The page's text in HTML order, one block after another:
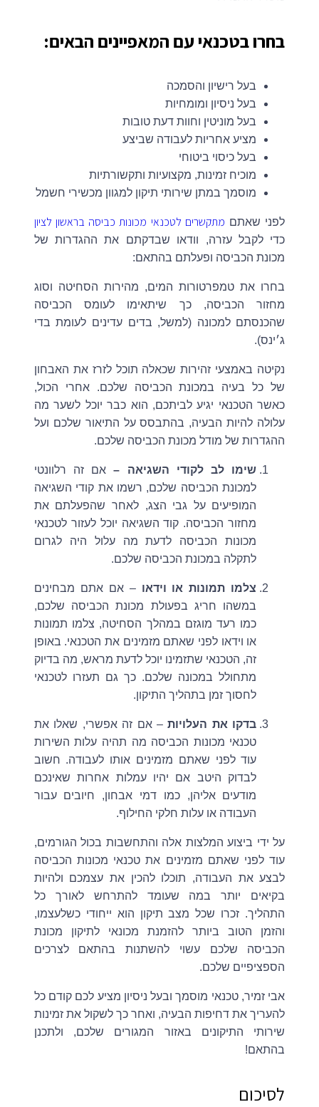
בחרו בטכנאי עם המאפיינים הבאים:
בעל רישיון והסמכה
בעל ניסיון ומומחיות
בעל מוניטין וחוות דעת טובות
מציע אחריות לעבודה שביצע
בעל כיסוי ביטוחי
מוכיח זמינות, מקצועיות ותקשורתיות
מוסמך במתן שירותי תיקון למגוון מכשירי חשמל
לפני שאתם מתקשרים לטכנאי מכונות כביסה בראשון לציון
כדי לקבל עזרה, וודאו שבדקתם את ההגדרות של
מכונת הכביסה ופעלתם בהתאם:
בחרו את טמפרטורות המים, מהירות הסחיטה וסוג
מחזור הכביסה, כך שיתאימו לעומס הכביסה
שהכנסתם למכונה (למשל, בדים עדינים לעומת בדי
ג׳ינס).
נקיטה באמצעי זהירות שכאלה תוכל לזרז את האבחון
של כל בעיה במכונת הכביסה שלכם. אחרי הכול,
כאשר הטכנאי יגיע לביתכם, הוא כבר יוכל לשער מה
עלולה להיות הבעיה, בהתבסס על התיאור שלכם ועל
ההגדרות של מודל מכונת הכביסה שלכם.
שימו לב לקודי השגיאה – אם זה רלוונטי
למכונת הכביסה שלכם, רשמו את קודי השגיאה
המופיעים על גבי הצג, לאחר שהפעלתם את
מחזור הכביסה. קוד השגיאה יוכל לעזור לטכנאי
מכונות הכביסה לדעת מה עלול היה לגרום
לתקלה במכונת הכביסה שלכם.
צלמו תמונות או וידאו – אם אתם מבחינים
במשהו חריג בפעולת מכונת הכביסה שלכם,
כמו רעד מוגזם במהלך הסחיטה, צלמו תמונות
או וידאו לפני שאתם מזמינים את הטכנאי. באופן
זה, הטכנאי שתזמינו יוכל לדעת מראש, מה בדיוק
מתחולל במכונה שלכם. כך גם תעזרו לטכנאי
לחסוך זמן בתהליך התיקון.
בדקו את העלויות– אם זה אפשרי, שאלו את
טכנאי מכונות הכביסה מה תהיה עלות השירות
עוד לפני שאתם מזמינים אותו לעבודה. חשוב
לבדוק היטב אם יהיו עמלות אחרות שאינכם
מודעים אליהן, כמו דמי אבחון, חיובים עבור
העבודה או עלות חלקי החילוף.
על ידי ביצוע המלצות אלה והתחשבות בכול הגורמים,
עוד לפני שאתם מזמינים את טכנאי מכונות הכביסה
לבצע את העבודה, תוכלו להכין את עצמכם ולהיות
בקיאים יותר במה שעומד להתרחש לאורך כל
התהליך. זכרו שכל מצב תיקון הוא ייחודי כשלעצמו,
והזמן הטוב ביותר להזמנת מכונאי לתיקון מכונת
הכביסה שלכם עשוי להשתנות בהתאם לצרכים
הספציפיים שלכם.
אבי זמיר, טכנאי מוסמך ובעל ניסיון מציע לכם קודם כל
להעריך את דחיפות הבעיה, ואחר כך לשקול את זמינות
שירותי התיקונים באזור המגורים שלכם, ולתכנן
בהתאם!
לסיכום